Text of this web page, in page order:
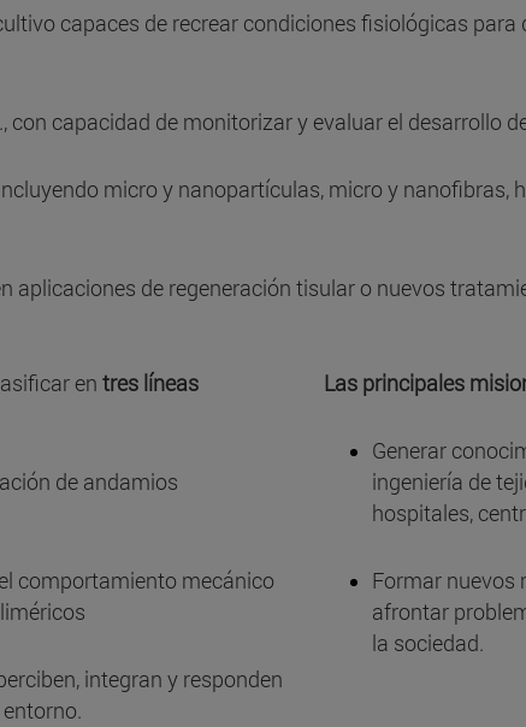
capaces de recrear condiciones fisiológicas
con capacidad de monitorizar y evaluar el desarrollo
micro y nanopartículas, micro y nanofibras,
aplicaciones de regeneración tisular o nuevos
en tres líneas
de andamios
comportamiento mecánico
integran y responden
Las principales
Generar
ingeniería de
hospitales,
Formar nuevos
afrontar
la sociedad.